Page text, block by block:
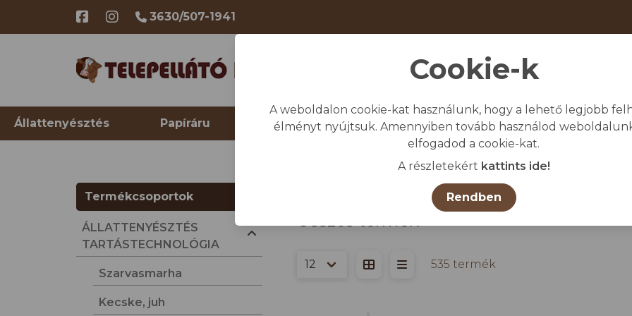
3630/507-1941
Állattenyésztés Papíráru Telep higiénia Védő-és munkaruházat Egyéb
Termékcsoportok
ÁLLATTENYÉSZTÉS
TARTÁSTECHNOLÓGIA
Szarvasmarha
Kecske, juh
Összes termék
535 termék
Cookie-k
A weboldalon cookie-kat használunk, hogy a lehető legjobb
élményt nyújtsuk. Amennyiben tovább használod
elfogadod a cookie-kat.
A részletekért kattints ide!
Rendben